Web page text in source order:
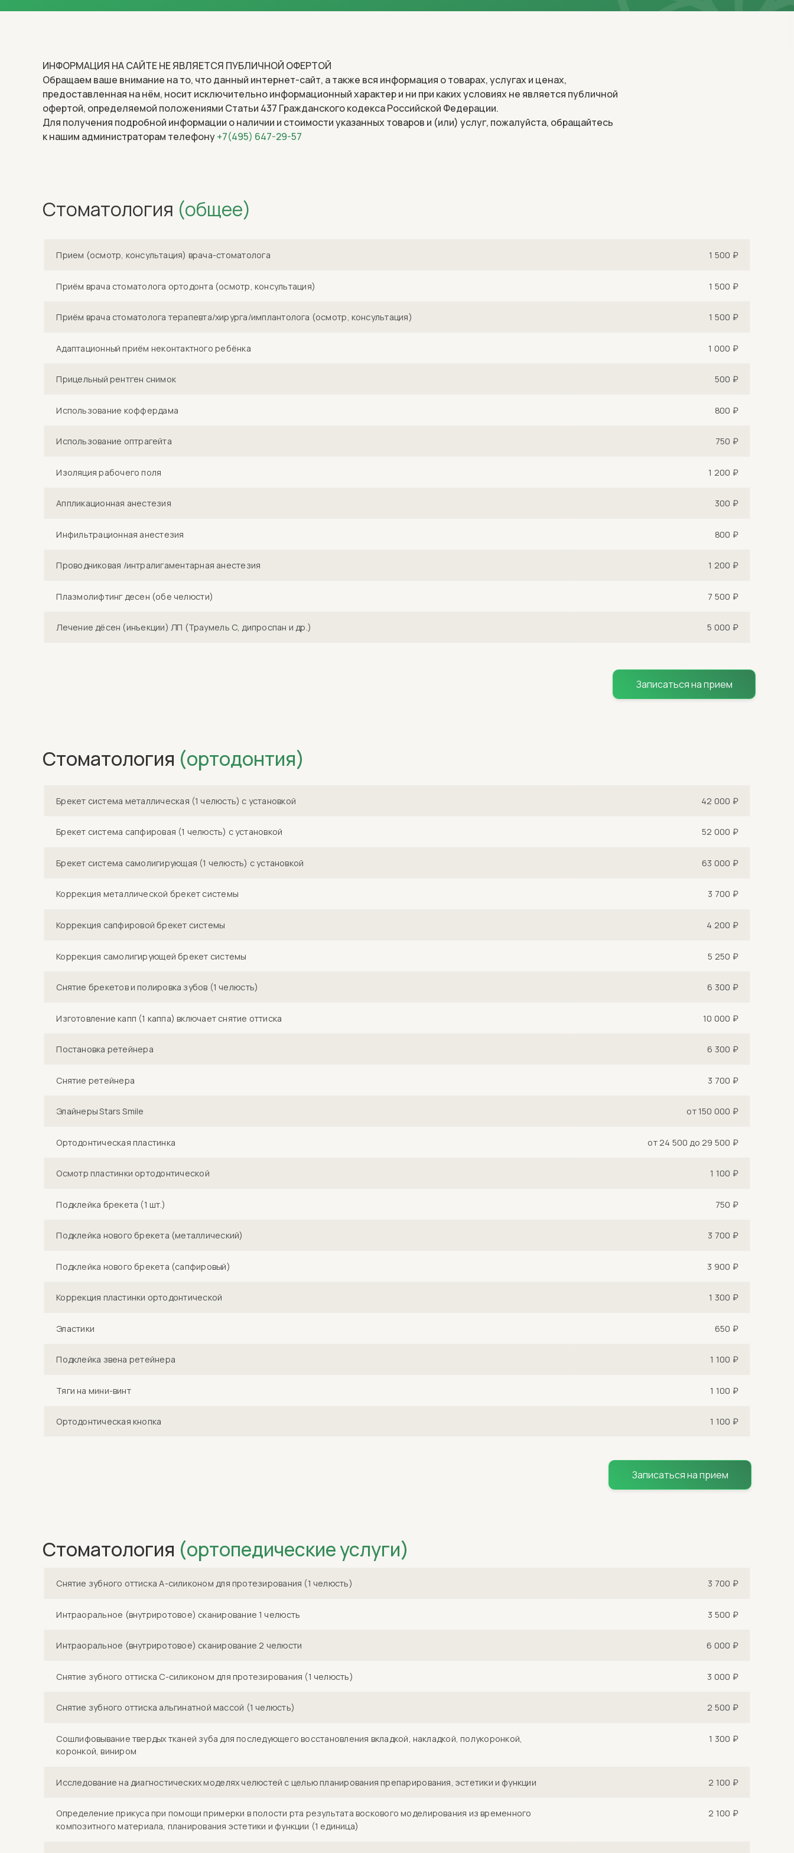
ИНФОРМАЦИЯ НА САЙТЕ НЕ ЯВЛЯЕТСЯ ПУБЛИЧНОЙ ОФЕРТОЙ
Обращаем ваше внимание на то, что данный интернет-сайт, а также вся информация о товарах, услугах и ценах,
предоставленная на нём, носит исключительно информационный характер и ни при каких условиях не является публичной
офертой, определяемой положениями Статьи 437 Гражданского кодекса Российской Федерации.
Для получения подробной информации о наличии и стоимости указанных товаров и (или) услуг, пожалуйста, обращайтесь
к нашим администраторам телефону+7(495) 647-29-57
Стоматология (общее)
Прием (осмотр, консультация) врача-стоматолога 1 500 ₽
Приём врача стоматолога ортодонта (осмотр, консультация) 1 500 ₽
Приём врача стоматолога терапевта/хирурга/имплантолога (осмотр, консультация) 1 500 ₽
Адаптационный приём неконтактного ребёнка 1 000 ₽
Прицельный рентген снимок 500 ₽
Использование коффердама 800 ₽
Использование оптрагейта 750 ₽
Изоляция рабочего поля 1 200 ₽
Аппликационная анестезия 300 ₽
Инфильтрационная анестезия 800 ₽
Проводниковая /интралигаментарная анестезия 1 200 ₽
Плазмолифтинг десен (обе челюсти) 7 500 ₽
Лечение дёсен (инъекции) ЛП (Траумель С, дипроспан и др.) 5 000 ₽
Записаться на прием
Стоматология (ортодонтия)
Брекет система металлическая (1 челюсть) с установкой 42 000 ₽
Брекет система сапфировая (1 челюсть) с установкой 52 000 ₽
Брекет система самолигирующая (1 челюсть) с установкой 63 000 ₽
Коррекция металлической брекет системы 3 700 ₽
Коррекция сапфировой брекет системы 4 200 ₽
Коррекция самолигирующей брекет системы 5 250 ₽
Снятие брекетов и полировка зубов (1 челюсть) 6 300 ₽
Изготовление капп (1 каппа) включает снятие оттиска 10 000 ₽
Постановка ретейнера 6 300 ₽
Снятие ретейнера 3 700 ₽
Элайнеры Stars Smile от 150 000 ₽
Ортодонтическая пластинка от 24 500 до 29 500 ₽
Осмотр пластинки ортодонтической 1 100 ₽
Подклейка брекета (1 шт.) 750 ₽
Подклейка нового брекета (металлический) 3 700 ₽
Подклейка нового брекета (сапфировый) 3 900 ₽
Коррекция пластинки ортодонтической 1 300 ₽
Эластики 650 ₽
Подклейка звена ретейнера 1 100 ₽
Тяги на мини-винт 1 100 ₽
Ортодонтическая кнопка 1 100 ₽
Записаться на прием
Стоматология (ортопедические услуги)
Снятие зубного оттиска А-силиконом для протезирования (1 челюсть) 3 700 ₽
Интраоральное (внутриротовое) сканирование 1 челюсть 3 500 ₽
Интраоральное (внутриротовое) сканирование 2 челюсти 6 000 ₽
Снятие зубного оттиска С-силиконом для протезирования (1 челюсть) 3 000 ₽
Снятие зубного оттиска альгинатной массой (1 челюсть) 2 500 ₽
Сошлифовывание твердых тканей зуба для последующего восстановления вкладкой, накладкой, полукоронкой,
коронкой, виниром
1 300 ₽
Исследование на диагностических моделях челюстей с целью планирования препарирования, эстетики и функции 2 100 ₽
Определение прикуса при помощи примерки в полости рта результата воскового моделирования из временного
композитного материала, планирования эстетики и функции (1 единица)
2 100 ₽